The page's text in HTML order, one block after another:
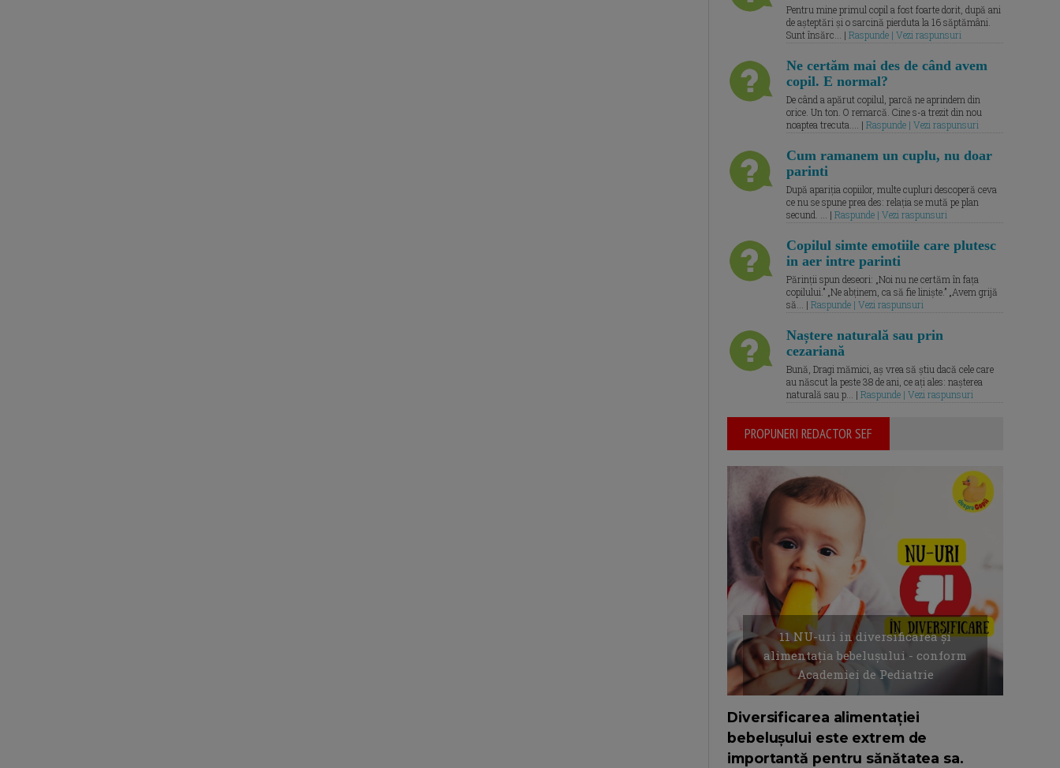
Pentru mine primul copil a fost foarte dorit, după ani
de așteptări și o sarcină pierduta la 16 săptămâni.
Sunt însărc... | Raspunde | Vezi raspunsuri
Ne certăm mai des de când avem
copil. E normal?
De când a apărut copilul, parcă ne aprindem din
orice. Un ton. O remarcă. Cine s-a trezit din nou
noaptea trecuta.... | Raspunde | Vezi raspunsuri
Cum ramanem un cuplu, nu doar
parinti
După apariția copiilor, multe cupluri descoperă ceva
ce nu se spune prea des: relația se mută pe plan
secund. ... | Raspunde | Vezi raspunsuri
Copilul simte emotiile care plutesc
in aer intre parinti
Părinții spun deseori: „Noi nu ne certăm în fața
copilului.” „Ne abținem, ca să fie liniște.” „Avem grijă
să... | Raspunde | Vezi raspunsuri
Naștere naturală sau prin
cezariană
Bună, Dragi mămici, aș vrea să știu dacă cele care
au născut la peste 38 de ani, ce ați ales: nașterea
naturală sau p... | Raspunde | Vezi raspunsuri
PROPUNERI REDACTOR SEF
11 NU-uri in diversificarea și
alimentația bebelușului - conform
Academiei de Pediatrie
Diversificarea alimentației
bebelușului este extrem de
importantă pentru sănătatea sa.